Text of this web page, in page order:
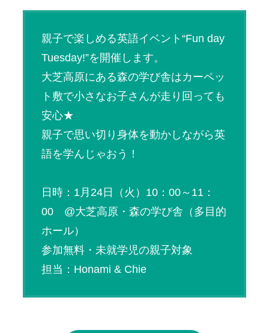
親子で楽しめる英語イベント“Fun day
Tuesday!”を開催します。
大芝高原にある森の学び舎はカーペッ
ト敷で小さなお子さんが走り回っても
安心★
親子で思い切り身体を動かしながら英
語を学んじゃおう！
日時：1月24日（火）10：00～11：
00 @大芝高原・森の学び舎（多目的
ホール）
参加無料・未就学児の親子対象
担当：Honami & Chie